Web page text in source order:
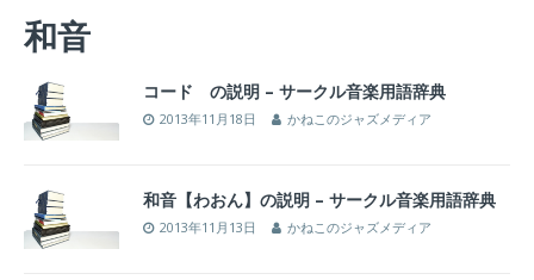
和音
コード の説明 – サークル音楽用語辞典
2013年11月18日 かねこのジャズメディア
和音【わおん】の説明 – サークル音楽用語辞典
2013年11月13日 かねこのジャズメディア